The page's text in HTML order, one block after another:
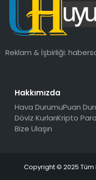
Reklam & İşbirliği:
Hakkımızda
Hava DurumuPuan
Döviz KurlarıKripto
Bize Ulaşın
Copyright © 2025 Tüm